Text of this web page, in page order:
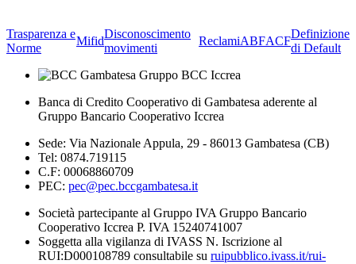
Trasparenza e
Norme
Mifid
Disconoscimento
movimenti
ReclamiABFACF
Definizione
di Default
Banca di Credito Cooperativo di Gambatesa aderente al
Gruppo Bancario Cooperativo Iccrea
Sede: Via Nazionale Appula, 29 - 86013 Gambatesa (CB)
Tel: 0874.719115
C.F: 00068860709
PEC: pec@pec.bccgambatesa.it
Società partecipante al Gruppo IVA Gruppo Bancario
Cooperativo Iccrea P. IVA 15240741007
Soggetta alla vigilanza di IVASS N. Iscrizione al
RUI:D000108789 consultabile su ruipubblico.ivass.it/rui-